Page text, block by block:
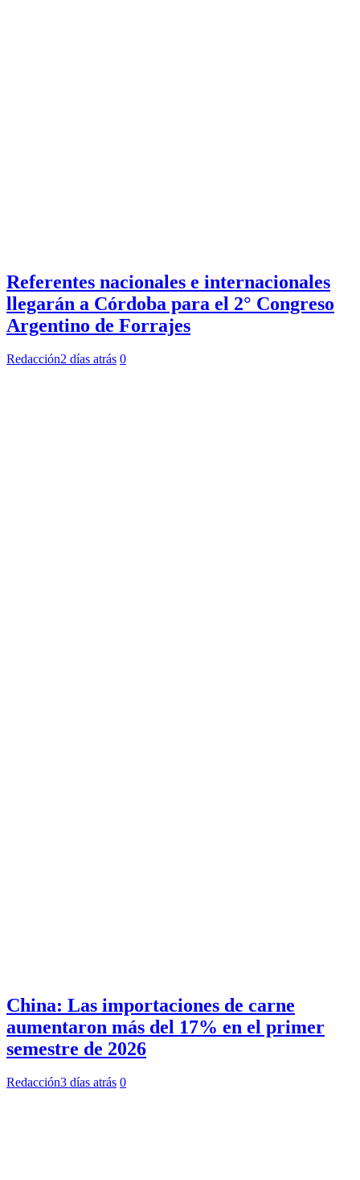
Referentes nacionales e internacionales
llegarán a Córdoba para el 2° Congreso
Argentino de Forrajes
Redacción2 días atrás 0
China: Las importaciones de carne
aumentaron más del 17% en el primer
semestre de 2026
Redacción3 días atrás 0